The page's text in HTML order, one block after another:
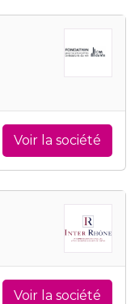
Voir la société
Voir la société